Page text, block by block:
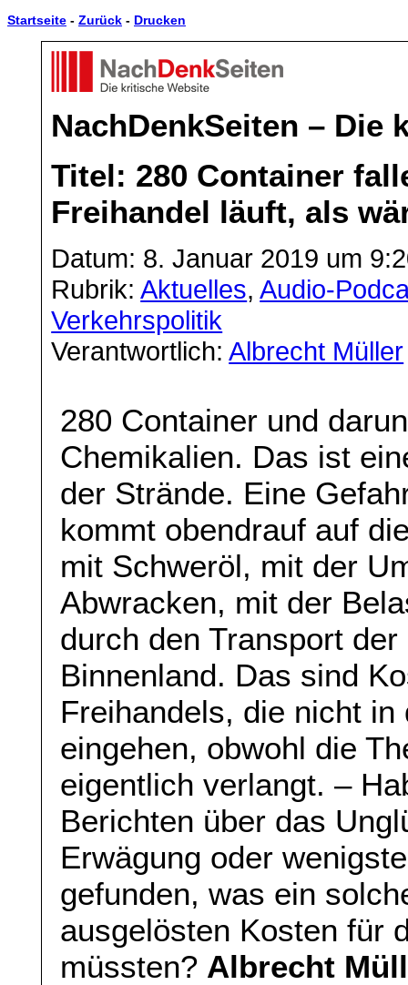
Startseite - Zurück - Drucken
NachDenkSeiten – Die
Titel: 280 Container
Freihandel läuft, als
Datum: 8. Januar 2019 um
Rubrik:Aktuelles,Audio-
Verkehrspolitik
Verantwortlich:Albrecht Müller
280 Container und
Chemikalien. Das ist
der Strände. Eine
kommt obendrauf auf
mit Schweröl, mit der
Abwracken, mit der
durch den Transport
Binnenland. Das sind
Freihandels, die nicht
eingehen, obwohl die
eigentlich verlangt. –
Berichten über das
Erwägung oder
gefunden, was ein
ausgelösten Kosten für
müssten? Albrecht